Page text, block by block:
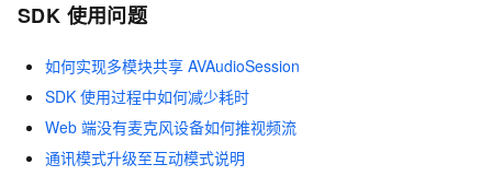
SDK 使用问题
如何实现多模块共享 AVAudioSession
SDK 使用过程中如何减少耗时
Web 端没有麦克风设备如何推视频流
通讯模式升级至互动模式说明